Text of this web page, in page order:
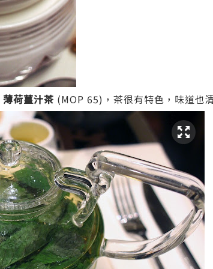
薄荷薑汁茶 (MOP 65)，茶很有特色，味道也